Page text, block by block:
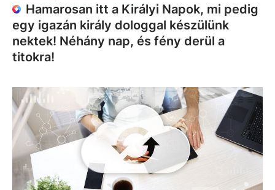
Hamarosan itt a Királyi Napok, mi pedig
egy igazán király dologgal készülünk
nektek! Néhány nap, és fény derül a
titokra!